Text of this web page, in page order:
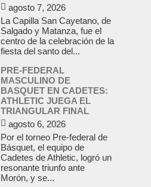
agosto 7, 2026
La Capilla San Cayetano, de
Salgado y Matanza, fue el
centro de la celebración de la
fiesta del santo del...
PRE-FEDERAL
MASCULINO DE
BASQUET EN CADETES:
ATHLETIC JUEGA EL
TRIANGULAR FINAL
agosto 6, 2026
Por el torneo Pre-federal de
Básquet, el equipo de
Cadetes de Athletic, logró un
resonante triunfo ante
Morón, y se...